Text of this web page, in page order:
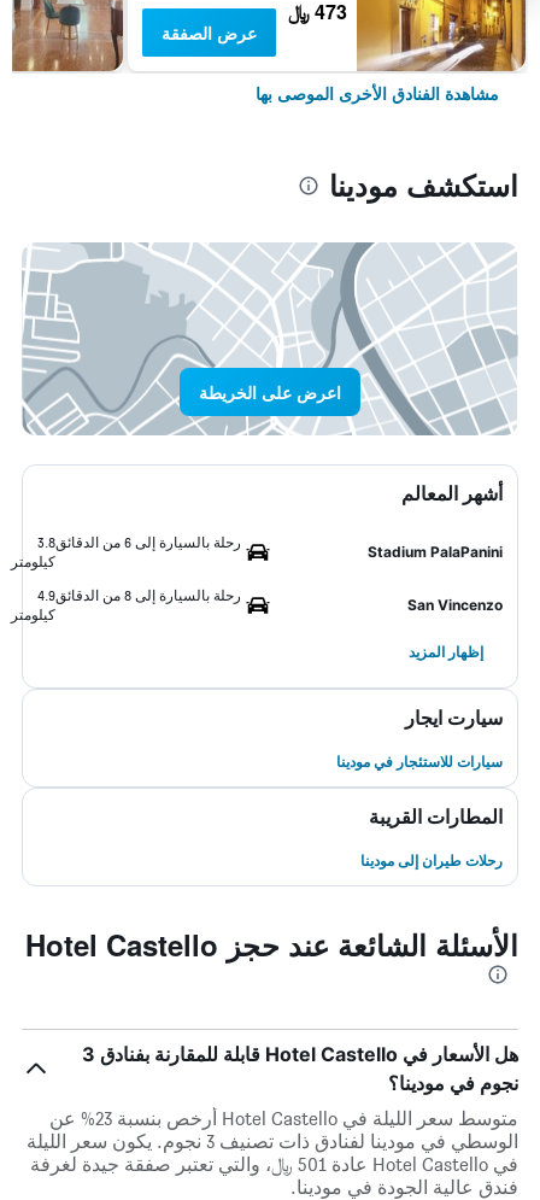
473 ﷼
عرض الصفقة
مشاهدة الفنادق الأخرى الموصى بها
استكشف مودينا
اعرض على الخريطة
أشهر المعالم
Stadium PalaPanini
رحلة بالسيارة إلى 6 من الدقائق
3.8
كيلومتر
San Vincenzo
رحلة بالسيارة إلى 8 من الدقائق
4.9
كيلومتر
إظهار المزيد
سيارت ايجار
سيارات للاستئجار في مودينا
المطارات القريبة
رحلات طيران إلى مودينا
الأسئلة الشائعة عند حجز Hotel Castello
هل الأسعار في Hotel Castello قابلة للمقارنة بفنادق 3
نجوم في مودينا؟
متوسط سعر الليلة في Hotel Castello أرخص بنسبة 23% عن
الوسطي في مودينا لفنادق ذات تصنيف 3 نجوم. يكون سعر الليلة
في Hotel Castello عادة 501 ﷼، والتي تعتبر صفقة جيدة لغرفة
فندق عالية الجودة في مودينا.